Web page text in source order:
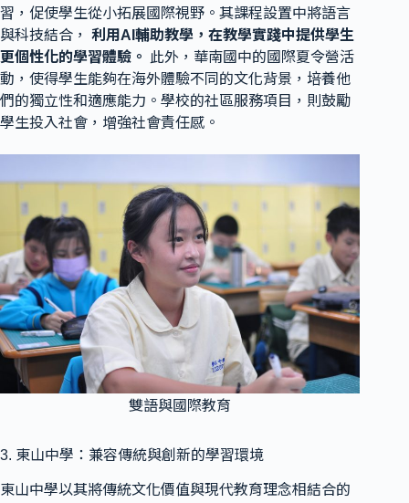
習，促使學生從小拓展國際視野。其課程設置中將語言
與科技結合，
利用AI輔助教學，在教學實踐中提供學生
更個性化的學習體驗。
此外，華南國中的國際夏令營活
動，使得學生能夠在海外體驗不同的文化背景，培養他
們的獨立性和適應能力。學校的社區服務項目，則鼓勵
學生投入社會，增強社會責任感。
雙語與國際教育
3. 東山中學：兼容傳統與創新的學習環境
東山中學以其將傳統文化價值與現代教育理念相結合的